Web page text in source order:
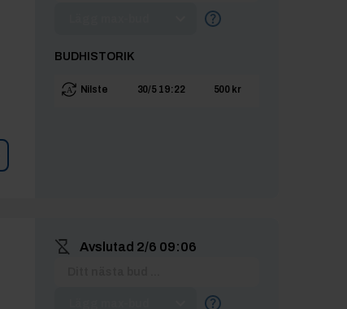
BUDHISTORIK
Nilste 30/5 19:22 500 kr
Avslutad 2/6 09:06